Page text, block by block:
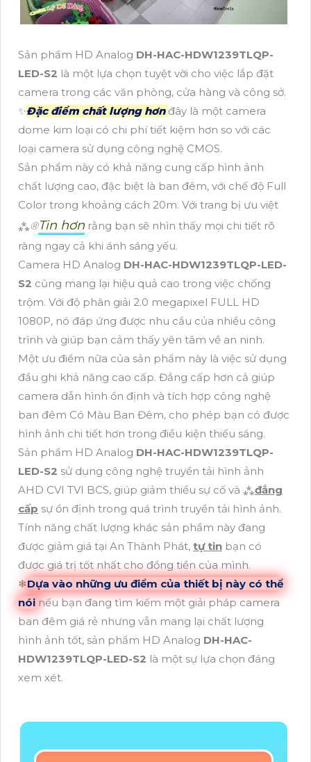
Sản phẩm HD Analog DH-HAC-HDW1239TLQP-
LED-S2 là một lựa chọn tuyệt vời cho việc lắp đặt
camera trong các văn phòng, cửa hàng và công sở.
✨Đặc điểm chất lượng hơnđây là một camera
dome kim loại có chi phí tiết kiệm hơn so với các
loại camera sử dụng công nghệ CMOS.
Sản phẩm này có khả năng cung cấp hình ảnh
chất lượng cao, đặc biệt là ban đêm, với chế độ Full
Color trong khoảng cách 20m. Với trang bị ưu việt
⁂®️Tin hơn rằng bạn sẽ nhìn thấy mọi chi tiết rõ
ràng ngay cả khi ánh sáng yếu.
Camera HD Analog DH-HAC-HDW1239TLQP-LED-
S2 cũng mang lại hiệu quả cao trong việc chống
trộm. Với độ phân giải 2.0 megapixel FULL HD
1080P, nó đáp ứng được nhu cầu của nhiều công
trình và giúp bạn cảm thấy yên tâm về an ninh.
Một ưu điểm nữa của sản phẩm này là việc sử dụng
đầu ghi khả năng cao cấp. Đẳng cấp hơn cả giúp
camera dẫn hình ổn định và tích hợp công nghệ
ban đêm Có Màu Ban Đêm, cho phép bạn có được
hình ảnh chi tiết hơn trong điều kiện thiếu sáng.
Sản phẩm HD Analog DH-HAC-HDW1239TLQP-
LED-S2 sử dụng công nghệ truyền tải hình ảnh
AHD CVI TVI BCS, giúp giảm thiểu sự cố và ⁂đẳng
cấp sự ổn định trong quá trình truyền tải hình ảnh.
Tính năng chất lượng khác sản phẩm này đang
được giảm giá tại An Thành Phát, tự tin bạn có
được giá trị tốt nhất cho đồng tiền của mình.
❄Dựa vào những ưu điểm của thiết bị này có thể
nói nếu bạn đang tìm kiếm một giải pháp camera
ban đêm giá rẻ nhưng vẫn mang lại chất lượng
hình ảnh tốt, sản phẩm HD Analog DH-HAC-
HDW1239TLQP-LED-S2 là một sự lựa chọn đáng
xem xét.